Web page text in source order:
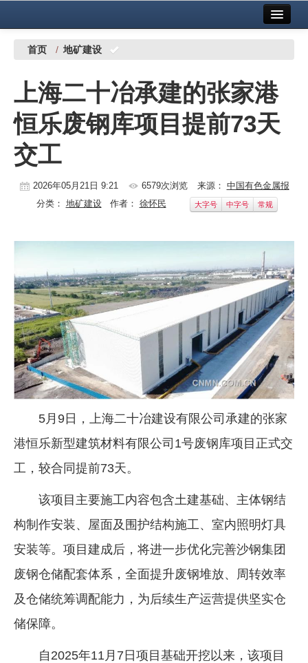
中国有色金属报社主办 广告服务
铜镍铅锌
铝
稀有稀土
有色市场
科技
镁钛
地矿 建设
党建工作
企业文化
《资源再生》杂志
行情报价
数字报
首页 / 地矿建设
上海二十冶承建的张家港
恒乐废钢库项目提前73天
交工
2026年05月21日 9:21 6579次浏览 来源： 中国有色金属报
分类： 地矿建设作者： 徐怀民 大字号 中字号 常规
5月9日，上海二十冶建设有限公司承建的张家
港恒乐新型建筑材料有限公司1号废钢库项目正式交
工，较合同提前73天。
该项目主要施工内容包含土建基础、主体钢结
构制作安装、屋面及围护结构施工、室内照明灯具
安装等。项目建成后，将进一步优化完善沙钢集团
废钢仓储配套体系，全面提升废钢堆放、周转效率
及仓储统筹调配能力，为后续生产运营提供坚实仓
储保障。
自2025年11月7日项目基础开挖以来，该项目